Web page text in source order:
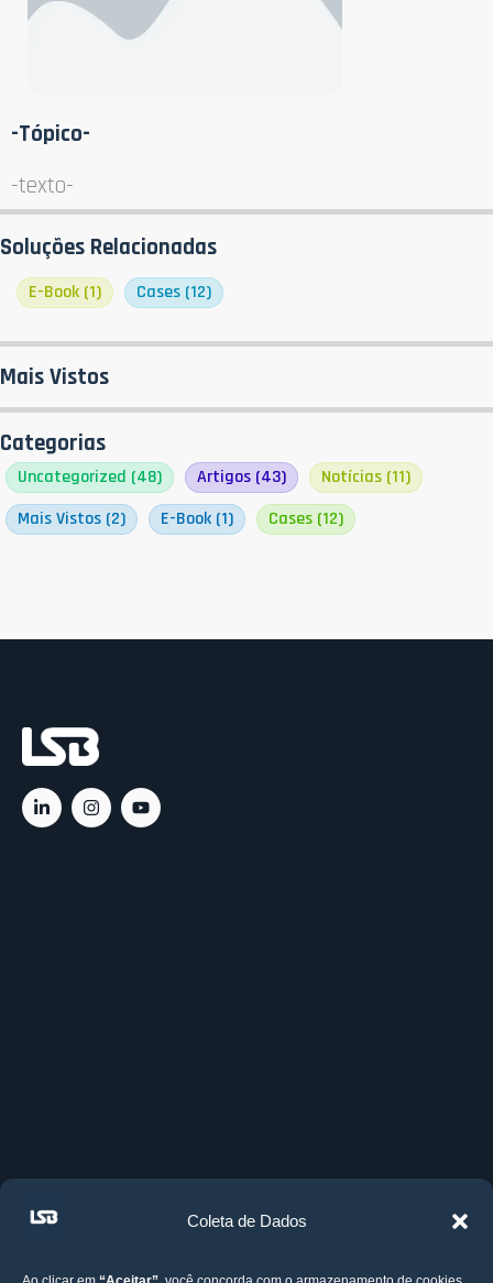
Coleta de Dados
-Tópico-
-texto-
Soluções Relacionadas
E-Book (1) Cases (12)
Mais Vistos
Categorias
Uncategorized (48) Artigos (43) Notícias (11)
Mais Vistos (2) E-Book (1) Cases (12)